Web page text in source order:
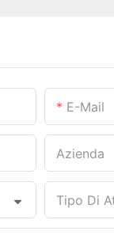
E-Mail
Azienda
Tipo Di